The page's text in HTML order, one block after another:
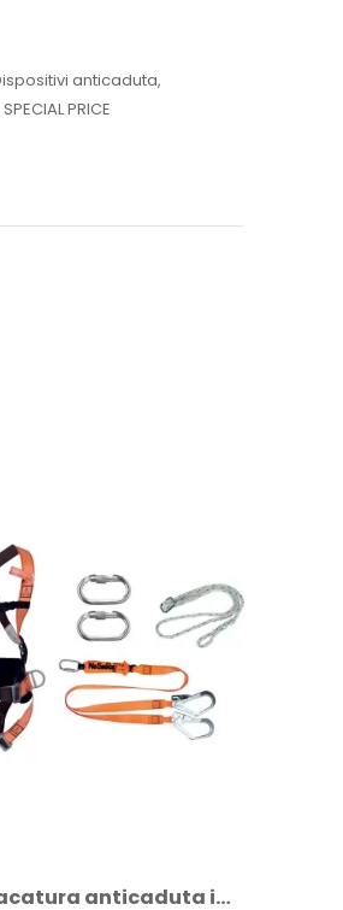
anticaduta,
SPECIAL PRICE
Kit imbracatura anticaduta in acciaio con...